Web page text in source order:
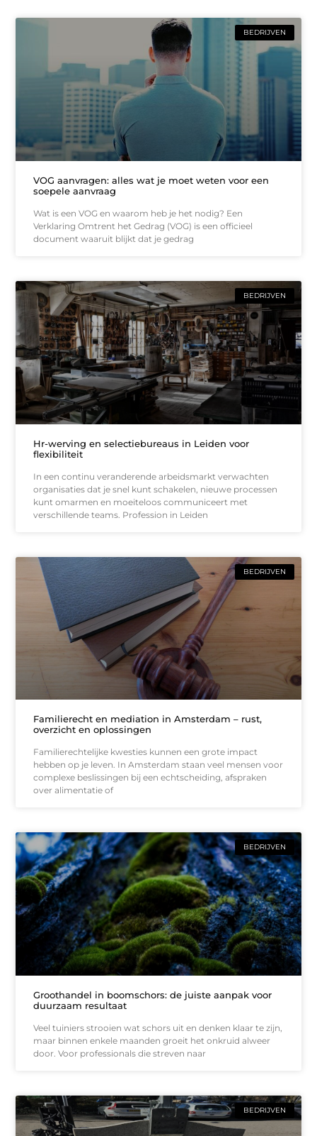
BEDRIJVEN
VOG aanvragen: alles wat je moet weten voor een
soepele aanvraag
Wat is een VOG en waarom heb je het nodig? Een
Verklaring Omtrent het Gedrag (VOG) is een officieel
document waaruit blijkt dat je gedrag
BEDRIJVEN
Hr-werving en selectiebureaus in Leiden voor
flexibiliteit
In een continu veranderende arbeidsmarkt verwachten
organisaties dat je snel kunt schakelen, nieuwe processen
kunt omarmen en moeiteloos communiceert met
verschillende teams. Profession in Leiden
BEDRIJVEN
Familierecht en mediation in Amsterdam – rust,
overzicht en oplossingen
Familierechtelijke kwesties kunnen een grote impact
hebben op je leven. In Amsterdam staan veel mensen voor
complexe beslissingen bij een echtscheiding, afspraken
over alimentatie of
BEDRIJVEN
Groothandel in boomschors: de juiste aanpak voor
duurzaam resultaat
Veel tuiniers strooien wat schors uit en denken klaar te zijn,
maar binnen enkele maanden groeit het onkruid alweer
door. Voor professionals die streven naar
BEDRIJVEN